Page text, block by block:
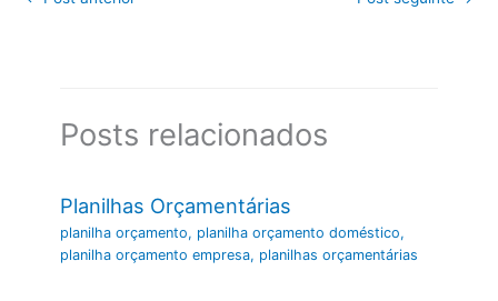
Posts relacionados
Planilhas Orçamentárias
planilha orçamento, planilha orçamento doméstico,
planilha orçamento empresa, planilhas orçamentárias